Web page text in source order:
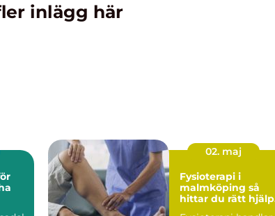
inlägg här
02. maj
Fysioterapi i
malmköping så
hittar du rätt hjälp